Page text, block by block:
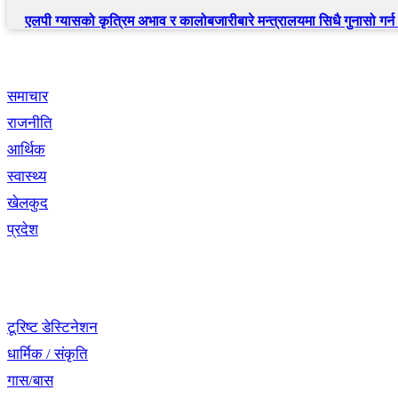
एलपी ग्यासको कृत्रिम अभाव र कालोबजारीबारे मन्त्रालयमा सिधै गुनासो
समाचार
राजनीति
आर्थिक
स्वास्थ्य
खेलकुद
प्रदेश
टूरिष्ट डेस्टिनेशन
धार्मिक / संकृति
गास/बास